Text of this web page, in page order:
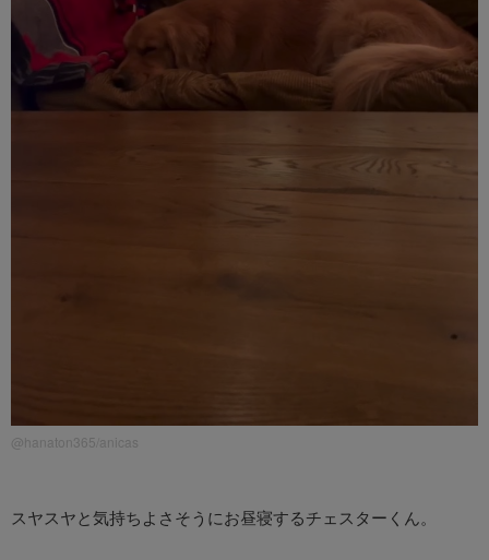
@hanaton365/anicas
スヤスヤと気持ちよさそうにお昼寝するチェスターくん。